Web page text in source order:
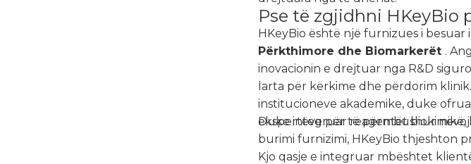
Pse të zgjidhni HKeyBio
HKeyBio është një furnizues i
Përkthimore dhe Biomarkerët .
inovacionin e drejtuar nga R&D
larta për kërkime dhe përdorim
institucioneve akademike, duke
ekspertëve për të përmbushur
Duke integruar reagentët
burimi furnizimi, HKeyBio thjeshton
Kjo qasje e integruar mbështet